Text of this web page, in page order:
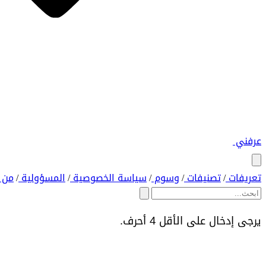
عرفني
تعريفات/ تصنيفات/ وسوم/ سياسة الخصوصية/ المسؤولية/
يرجى إدخال على الأقل 4 أحرف.